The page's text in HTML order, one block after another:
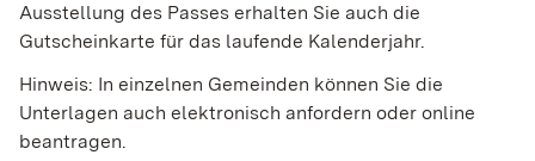
Ausstellung des Passes erhalten Sie auch die
Gutscheinkarte für das laufende Kalenderjahr.
Hinweis: In einzelnen Gemeinden können Sie die
Unterlagen auch elektronisch anfordern oder online
beantragen.